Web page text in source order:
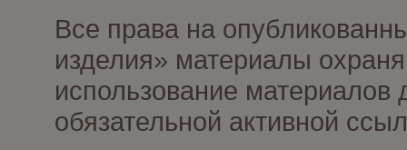
Все права на
изделия» материалы
использование материалов
обязательной активной